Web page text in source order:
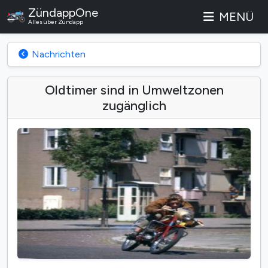
ZündappOne
Alles über Zündapp MENÜ
Nachrichten
Oldtimer sind in Umweltzonen
zugänglich